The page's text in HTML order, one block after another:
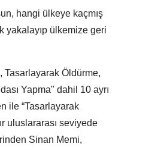
hangi ülkeye kaçmış
yakalayıp ülkemize geri
Tasarlayarak Öldürme,
Yapma" dahil 10 ayrı
ile “Tasarlayarak
uluslararası seviyede
Sinan Memi,